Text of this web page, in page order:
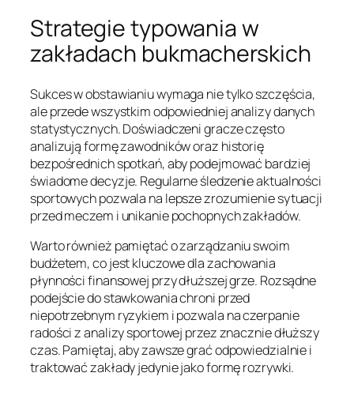
Strategie typowania w
zakładach bukmacherskich
Sukces w obstawianiu wymaga nie tylko szczęścia,
ale przede wszystkim odpowiedniej analizy danych
statystycznych. Doświadczeni gracze często
analizują formę zawodników oraz historię
bezpośrednich spotkań, aby podejmować bardziej
świadome decyzje. Regularne śledzenie aktualności
sportowych pozwala na lepsze zrozumienie sytuacji
przed meczem i unikanie pochopnych zakładów.
Warto również pamiętać o zarządzaniu swoim
budżetem, co jest kluczowe dla zachowania
płynności finansowej przy dłuższej grze. Rozsądne
podejście do stawkowania chroni przed
niepotrzebnym ryzykiem i pozwala na czerpanie
radości z analizy sportowej przez znacznie dłuższy
czas. Pamiętaj, aby zawsze grać odpowiedzialnie i
traktować zakłady jedynie jako formę rozrywki.